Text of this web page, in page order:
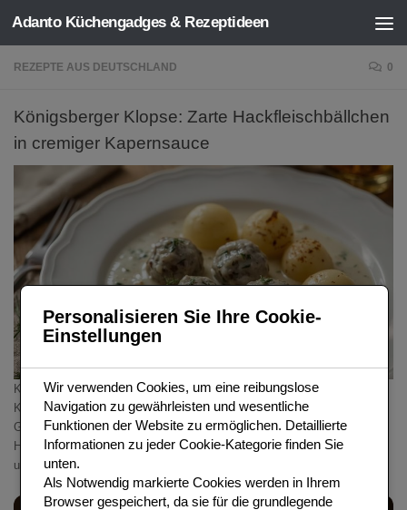
Zum Inhalt springen
Adanto Küchengadges & Rezeptideen
REZEPTE AUS DEUTSCHLAND 0
Königsberger Klopse: Zarte Hackfleischbällchen
in cremiger Kapernsauce
Königsberger Klopse – benannt nach der ostpreußischen Hauptstadt
Königsberg (heute Kaliningrad) – sind eines der charakteristischsten
Gerichte der deutschen Küche. Die Kombination aus zartem
Hackfleischkloß und der cremig-sauren Kapernsauce ist
unverwechselbar und hat keine Entsprechung in anderen Küchen.
Personalisieren Sie Ihre Cookie-
Einstellungen
Wir verwenden Cookies, um eine reibungslose
Navigation zu gewährleisten und wesentliche
Funktionen der Website zu ermöglichen. Detaillierte
Informationen zu jeder Cookie-Kategorie finden Sie
unten.
Als Notwendig markierte Cookies werden in Ihrem
Browser gespeichert, da sie für die grundlegende